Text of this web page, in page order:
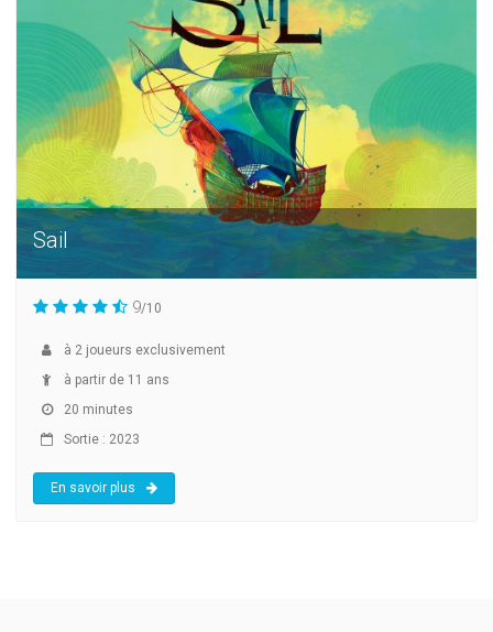
Sail
9/10
à 2 joueurs exclusivement
à partir de 11 ans
20 minutes
Sortie : 2023
En savoir plus